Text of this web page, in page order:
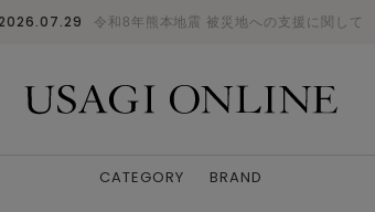
令和8年熊本地震 被災地への支援に関して
CATEGORY BRAND